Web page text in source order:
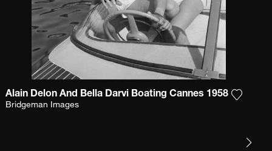
product toe aan mijn verlanglijst
Alain Delon And Bella Darvi Boating Cannes 1958
Bridgeman Images